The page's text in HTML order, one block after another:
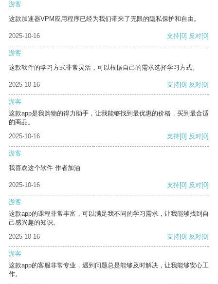
游客
这款加速器VPM应用程序已经为我们带来了无限的隐私保护和自由。
2025-10-16 支持[0] 反对[0]
游客
这款软件的学习方式非常灵活，可以根据自己的需求选择学习方式。
2025-10-16 支持[0] 反对[0]
游客
这款app是我购物的得力助手，让我能够找到最优惠的价格，买到最合适
的商品。
2025-10-16
支持[0] 反对[0]
游客
我喜欢这个软件 作者加油
2025-10-16 支持[0] 反对[0]
游客
这款app的课程非常丰富，可以满足我不同的学习需求，让我能够找到自
己感兴趣的知识。
2025-10-16
支持[0] 反对[0]
游客
这款app的客服非常专业，遇到问题总是能够及时解决，让我能够安心工
作。